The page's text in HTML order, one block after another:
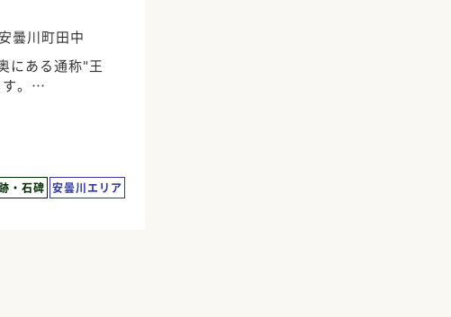
曇川町田中
にある通称"王
す。…
・石碑 安曇川エリア